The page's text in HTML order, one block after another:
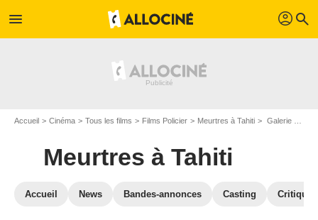
menu profil search
Accueil Cinéma Tous les films Films Policier Meurtres à Tahiti Galerie photos du film Meurtres à Tahiti
Meurtres à Tahiti
Accueil News Bandes-annonces Casting